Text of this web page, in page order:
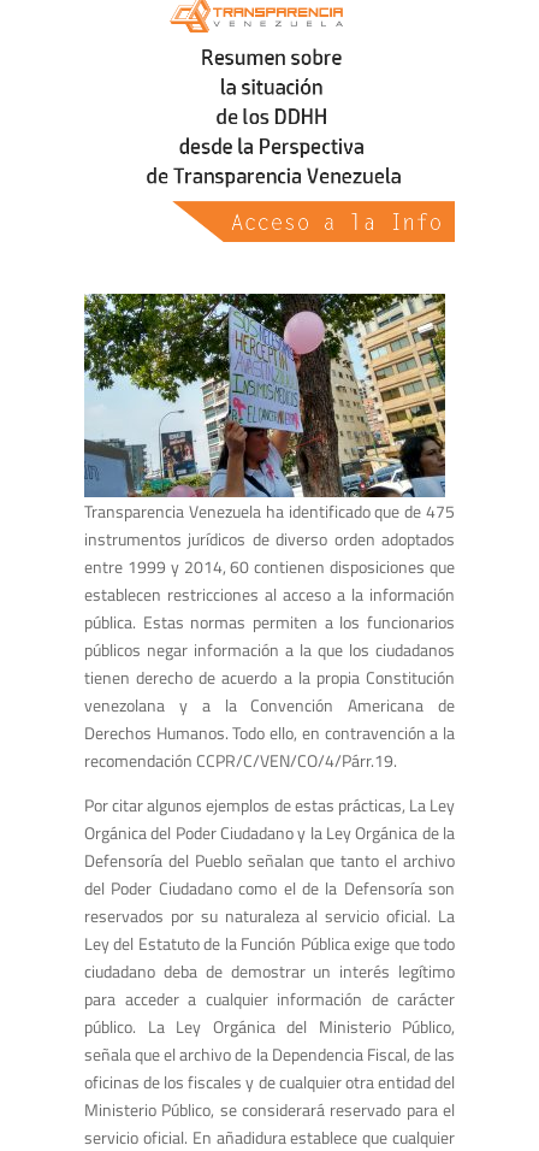
Transparencia Venezuela ha identificado que de 475
instrumentos jurídicos de diverso orden adoptados
entre 1999 y 2014, 60 contienen disposiciones que
establecen restricciones al acceso a la información
pública. Estas normas permiten a los funcionarios
públicos negar información a la que los ciudadanos
tienen derecho de acuerdo a la propia Constitución
venezolana y a la Convención Americana de
Derechos Humanos. Todo ello, en contravención a la
recomendación CCPR/C/VEN/CO/4/Párr.19.
Por citar algunos ejemplos de estas prácticas, La Ley
Orgánica del Poder Ciudadano y la Ley Orgánica de la
Defensoría del Pueblo señalan que tanto el archivo
del Poder Ciudadano como el de la Defensoría son
reservados por su naturaleza al servicio oficial. La
Ley del Estatuto de la Función Pública exige que todo
ciudadano deba de demostrar un interés legítimo
para acceder a cualquier información de carácter
público. La Ley Orgánica del Ministerio Público,
señala que el archivo de la Dependencia Fiscal, de las
oficinas de los fiscales y de cualquier otra entidad del
Ministerio Público, se considerará reservado para el
servicio oficial. En añadidura establece que cualquier